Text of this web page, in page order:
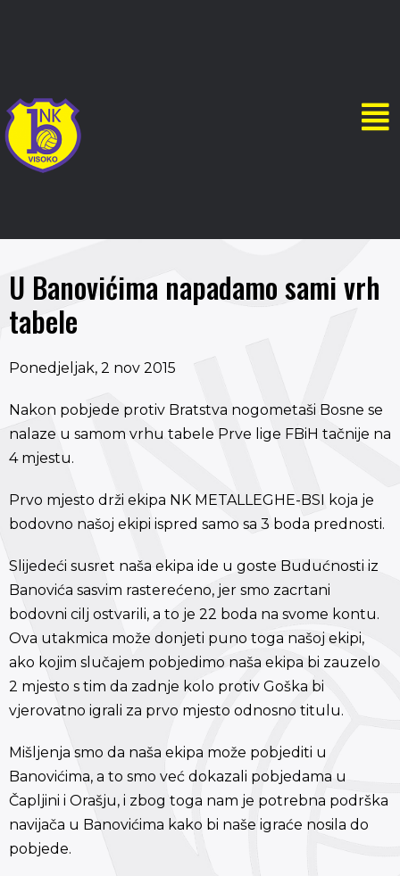
U Banovićima napadamo sami vrh
tabele
Ponedjeljak, 2 nov 2015
Nakon pobjede protiv Bratstva nogometaši Bosne se
nalaze u samom vrhu tabele Prve lige FBiH tačnije na
4 mjestu.
Prvo mjesto drži ekipa NK METALLEGHE-BSI koja je
bodovno našoj ekipi ispred samo sa 3 boda prednosti.
Slijedeći susret naša ekipa ide u goste Budućnosti iz
Banovića sasvim rasterećeno, jer smo zacrtani
bodovni cilj ostvarili, a to je 22 boda na svome kontu.
Ova utakmica može donjeti puno toga našoj ekipi,
ako kojim slučajem pobjedimo naša ekipa bi zauzelo
2 mjesto s tim da zadnje kolo protiv Goška bi
vjerovatno igrali za prvo mjesto odnosno titulu.
Mišljenja smo da naša ekipa može pobjediti u
Banovićima, a to smo već dokazali pobjedama u
Čapljini i Orašju, i zbog toga nam je potrebna podrška
navijača u Banovićima kako bi naše igraće nosila do
pobjede.